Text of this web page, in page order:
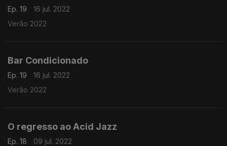
Ep. 19
16 jul. 2022
Verão 2022
Bar Condicionado
Ep. 19
16 jul. 2022
Verão 2022
O regresso ao Acid Jazz
Ep. 18 09 jul. 2022